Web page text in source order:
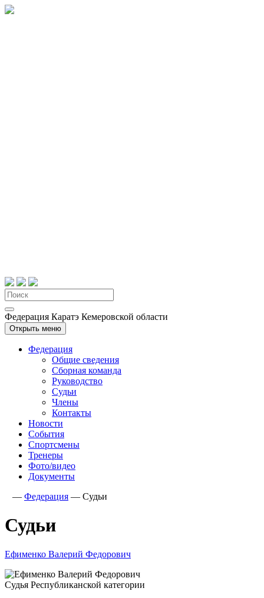
Федерация Каратэ Кемеровской области
Открыть меню
Федерация
Общие сведения
Сборная команда
Руководство
Судьи
Члены
Контакты
Новости
События
Спортсмены
Тренеры
Фото/видео
Документы
— Федерация — Судьи
Судьи
Ефименко Валерий Федорович
Судья Республиканской категории